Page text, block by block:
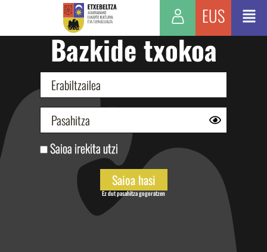
EUS
Bazkide txokoa
Saioa irekita utzi
Ez dut pasahitza gogoratzen